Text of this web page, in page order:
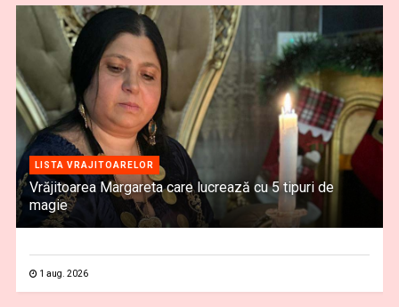
LISTA VRAJITOARELOR
Vrăjitoarea Margareta care lucrează cu 5 tipuri de
magie
1 aug. 2026